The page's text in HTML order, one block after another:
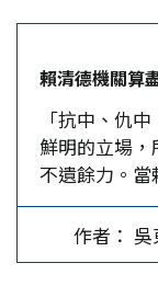
向。實際上是
滅火，一方面
包裝，繼續
向川普示好
綠委的各地領
民黨台北市黨
部書記長、
部。還縱放
待貪污的愛
光電金主；
徐少東、88
騙集團，饒了
助選，進而參
表，接著當選
總統，去年
總統，他不像
輩，擔著風
大票倉，有
解。台南市
地方制度法
賴清德機關算
「抗中、仇
鮮明的立場
不遺餘力。
餘人」後，
家人及外省
實不僅如此
作者： 吳